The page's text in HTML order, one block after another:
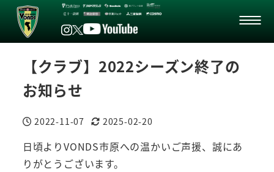
【クラブ】2022シーズン終了の
お知らせ
投稿日
2022-11-07
更新日
2025-02-20
日頃よりVONDS市原への温かいご声援、誠にあ
りがとうございます。